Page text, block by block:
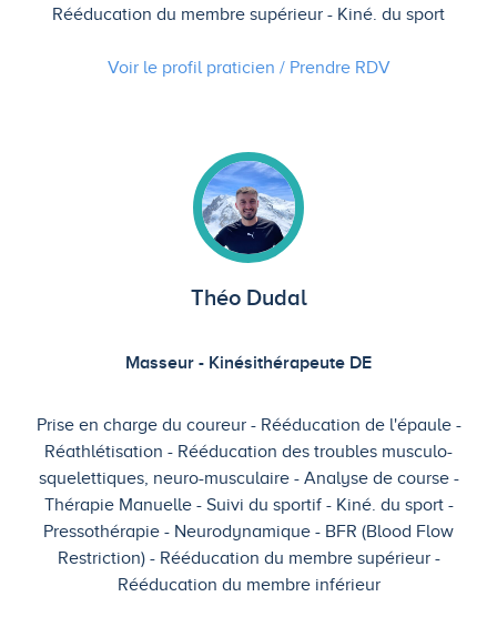
Rééducation du membre supérieur
Kiné. du sport
Voir le profil praticien / Prendre RDV
Théo Dudal
Masseur - Kinésithérapeute DE
Prise en charge du coureur
Rééducation de l'épaule
Réathlétisation
Rééducation des troubles musculo-
squelettiques, neuro-musculaire
Analyse de course
Thérapie Manuelle
Suivi du sportif
Kiné. du sport
Pressothérapie
Neurodynamique
BFR (Blood Flow
Restriction)
Rééducation du membre supérieur
Rééducation du membre inférieur